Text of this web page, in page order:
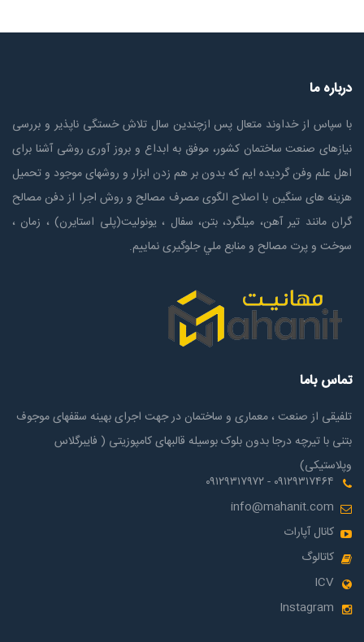
درباره ما
با سپاس از خداوند متعال پس ازچندين سال تلاش خستگی ناپذير و بررسی
نیازهای صنعت ساختمان كشور، موفق به ابداع و بروز آوری روشی آشنا برای
اهل علم وفن گردیده ایم که بدون بر هم زدن ابزار و روشهای موجود و تحمیل
هزینه های سنگین با اصلاح الگوی مصرف مصالح و روش اجرا از دفن مصالح
گران مانند تیر آهن، میلگرد، بتن، سفال ، یونولیت(پلی استايرن) ، زمان ،
سوخت و پرت مصالح و منابع ملي جلوگیری نماییم.
تماس باما
تلفیقی از صنعت ، معماری و ساختمان در جهت اجرای بهینه سقفهای موجوف
بتنی با تیرچه درجا بدون بلوک بوسیله قالبهای کامپوزیتی ( فایبرگلاس
وپلاستیکی)
۰۹۱۲۹۳۱۷۴۶۴ - ۰۹۱۲۹۳۱۷۹۷۲
info@mahanit.com
کانال آپارات
کاتالوگ
ICV
Instagram